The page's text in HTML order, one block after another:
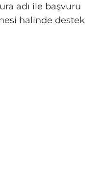
adı ile başvuru
halinde destek